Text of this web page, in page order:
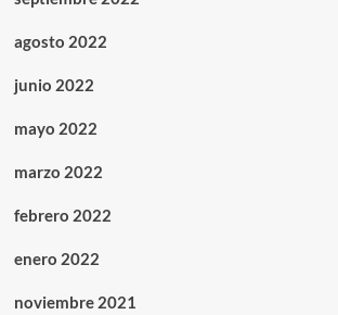
agosto 2022
junio 2022
mayo 2022
marzo 2022
febrero 2022
enero 2022
noviembre 2021